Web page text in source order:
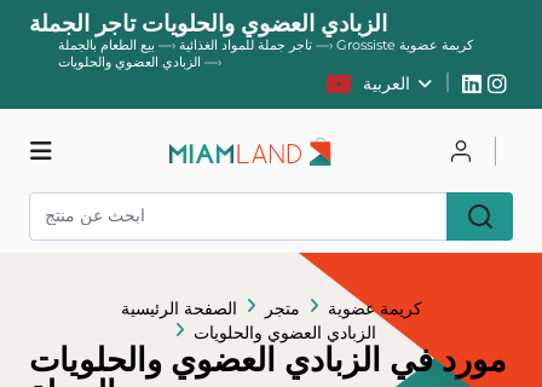
الزبادي العضوي والحلويات تاجر الجملة
تاجر جملة للمواد الغذائية —› بيع الطعام بالجملة —›
Grossiste كريمة عضوية
—› الزبادي العضوي والحلويات
العربية
الصفحة الرئيسية متجر
كريمة عضوية
الزبادي العضوي والحلويات
مورد في الزبادي العضوي والحلويات
متجر